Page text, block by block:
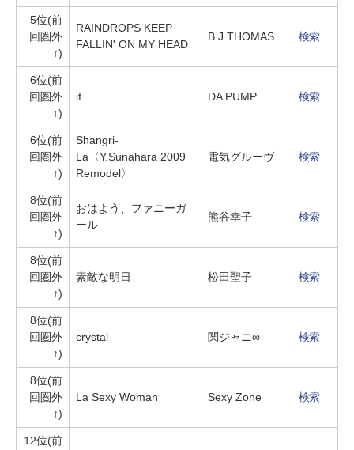
5位(前
回圏外
↑)
RAINDROPS KEEP
FALLIN' ON MY HEAD
B.J.THOMAS 検索
6位(前
回圏外
↑)
if... DA PUMP 検索
6位(前
回圏外
↑)
Shangri-
La〈Y.Sunahara 2009
Remodel〉
電気グルーヴ 検索
8位(前
回圏外
↑)
おはよう、ファニーガ
ール
熊谷幸子 検索
8位(前
回圏外
↑)
素敵な明日 松田聖子 検索
8位(前
回圏外
↑)
crystal 関ジャニ∞ 検索
8位(前
回圏外
↑)
La Sexy Woman Sexy Zone 検索
12位(前